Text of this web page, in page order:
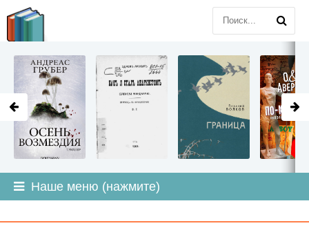
Наше меню (нажмите)
LITMIR.ORG